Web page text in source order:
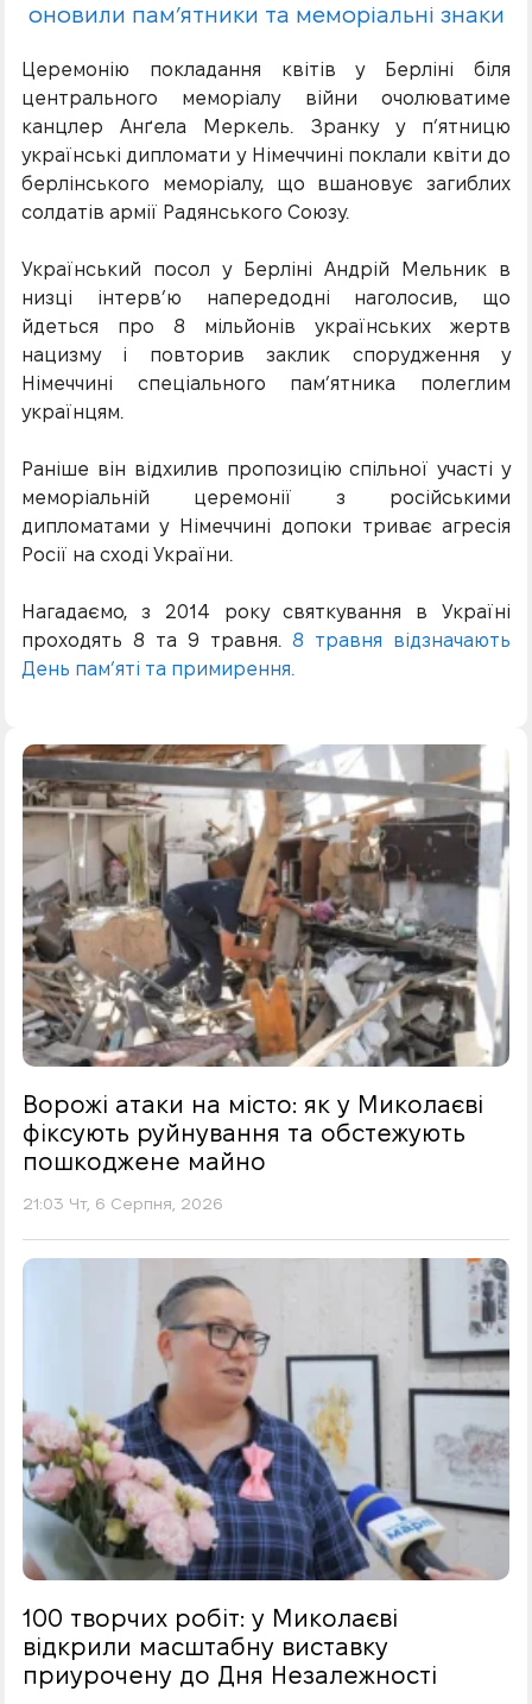
оновили пам’ятники та меморіальні знаки
Церемонію покладання квітів у Берліні біля
центрального меморіалу війни очолюватиме
канцлер Анґела Меркель. Зранку у п’ятницю
українські дипломати у Німеччині поклали квіти до
берлінського меморіалу, що вшановує загиблих
солдатів армії Радянського Союзу.
Український посол у Берліні Андрій Мельник в
низці інтерв’ю напередодні наголосив, що
йдеться про 8 мільйонів українських жертв
нацизму і повторив заклик спорудження у
Німеччині спеціального пам’ятника полеглим
українцям.
Раніше він відхилив пропозицію спільної участі у
меморіальній церемонії з російськими
дипломатами у Німеччині допоки триває агресія
Росії на сході України.
Нагадаємо, з 2014 року святкування в Україні
проходять 8 та 9 травня.8 травня відзначають
День пам’яті та примирення.
Ворожі атаки на місто: як у Миколаєві
фіксують руйнування та обстежують
пошкоджене майно
21:03 Чт, 6 Серпня, 2026
100 творчих робіт: у Миколаєві
відкрили масштабну виставку
приурочену до Дня Незалежності